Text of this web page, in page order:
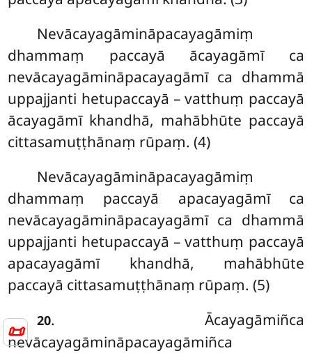
📜
Nevācayagāmināpacayagāmiṃ
dhammaṃ paccayā ācayagāmī ca
nevācayagāmināpacayagāmī ca dhammā
uppajjanti hetupaccayā – vatthuṃ paccayā
ācayagāmī khandhā, mahābhūte paccayā
cittasamuṭṭhānaṃ rūpaṃ. (4)
Nevācayagāmināpacayagāmiṃ
dhammaṃ paccayā apacayagāmī ca
nevācayagāmināpacayagāmī ca dhammā
uppajjanti hetupaccayā – vatthuṃ paccayā
apacayagāmī khandhā, mahābhūte
paccayā cittasamuṭṭhānaṃ rūpaṃ. (5)
20. Ācayagāmiñca
nevācayagāmināpacayagāmiñca